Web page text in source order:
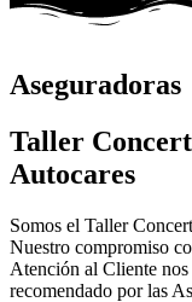
Aseguradoras
Taller
Autocares
Somos el Taller
Nuestro compromiso
Atención al Cliente
recomendado por las